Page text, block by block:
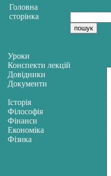
Уроки
Конспекти лекцій
Довідники
Документи
Історія
Філософія
Фінанси
Економіка
Фізика
Головна
сторінка